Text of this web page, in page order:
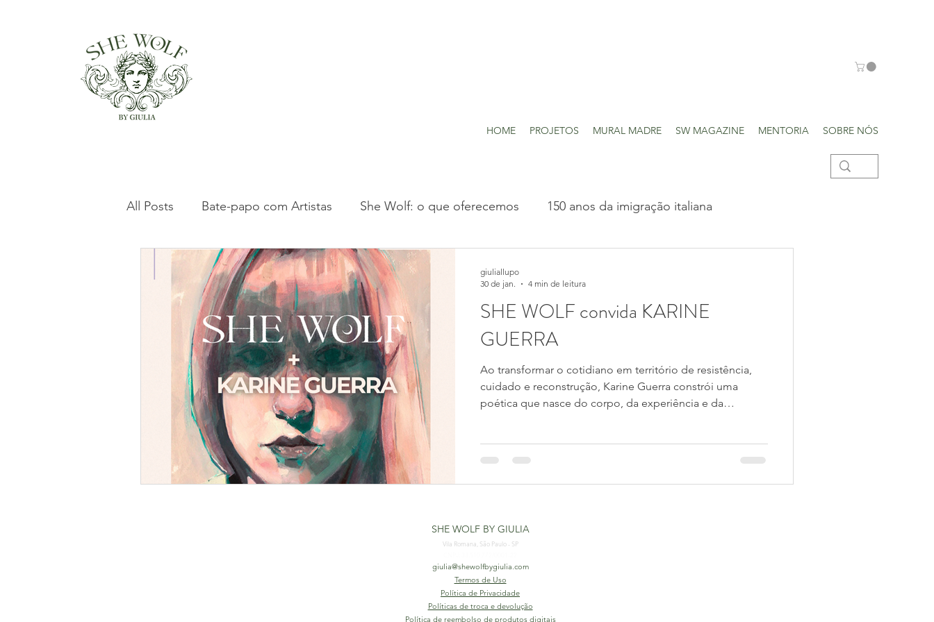
HOME PROJETOS MURAL MADRE SW MAGAZINE MENTORIA SOBRE NÓS
All Posts Bate-papo com Artistas She Wolf: o que oferecemos 150 anos da imigração italiana
Clássicos da Arte Italiana Projetos realizados
SHE WOLF convida KARINE
GUERRA
Ao transformar o cotidiano em território de resistência,
cuidado e reconstrução, Karine Guerra constrói uma
poética que nasce do corpo, da experiência e da
presença a partir do lugar mais honesto: a própria
giuliallupo
30 de jan.
4 min de leitura
SHE WOLF BY GIULIA
Vila Romana, São Paulo - SP
giulia@shewolfbygiulia.com
Termos de Uso
Política de Privacidade
Políticas de troca e devolução
Política de reembolso de produtos digitais